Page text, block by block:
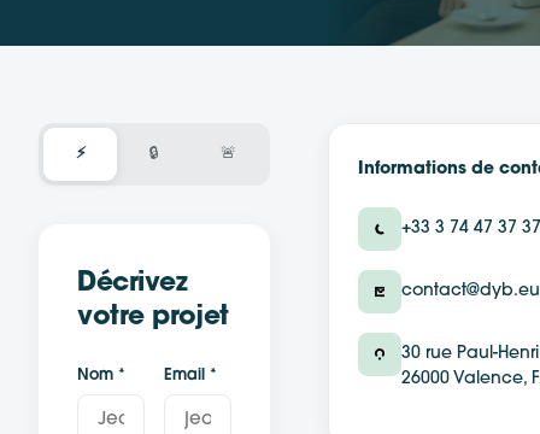
⚡ 🔒 🚨
Décrivez
votre projet
Nom * Email *
Informations de
+33 3 74 47 37 37
contact@dyb.eu
30 rue Paul-
26000 Valence,